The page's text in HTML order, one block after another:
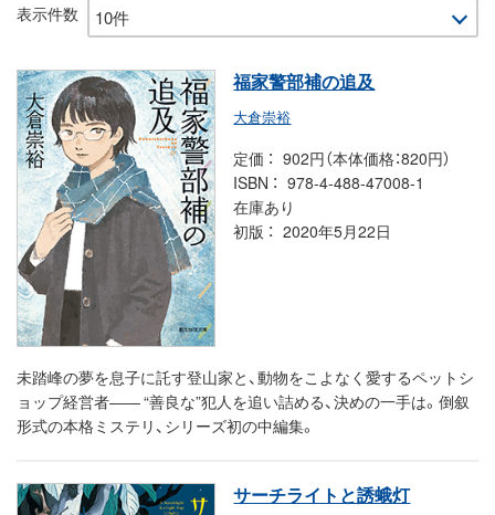
表示件数
福家警部補の追及
大倉崇裕
定価
902円（本体価格：820円）
ISBN
978-4-488-47008-1
在庫あり
初版
2020年5月22日
未踏峰の夢を息子に託す登山家と、動物をこよなく愛するペットシ
ョップ経営者―― “善良な”犯人を追い詰める、決めの一手は。倒叙
形式の本格ミステリ、シリーズ初の中編集。
サーチライトと誘蛾灯